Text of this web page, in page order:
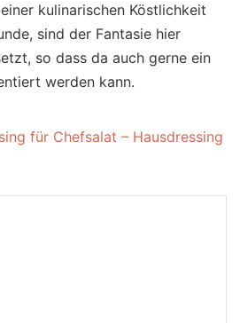
kulinarischen Köstlichkeit
sind der Fantasie hier
so dass da auch gerne ein
werden kann.
für Chefsalat – Hausdressing